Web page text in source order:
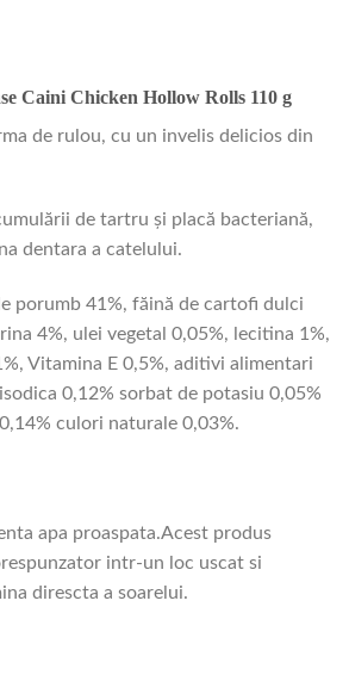
Caini Chicken Hollow Rolls 110 g
de rulou, cu un invelis delicios din
de tartru și placă bacteriană,
dentara a catelului.
porumb 41%, făină de cartofi dulci
4%, ulei vegetal 0,05%, lecitina 1%,
Vitamina E 0,5%, aditivi alimentari
0,12% sorbat de potasiu 0,05%
culori naturale 0,03%.
apa proaspata.Acest produs
intr-un loc uscat si
direscta a soarelui.